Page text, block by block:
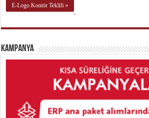
E-Logo Kontör Teklifi »
.
Kampanya